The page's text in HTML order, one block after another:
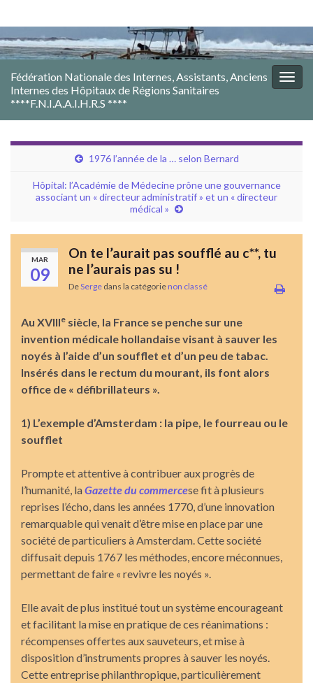
Fédération Nationale des Internes, Assistants, Anciens
Internes des Hôpitaux de Régions Sanitaires
****F.N.I.A.A.I.H.R.S ****
1976 l’année de la … selon Bernard
Hôpital: l’Académie de Médecine prône une gouvernance
associant un « directeur administratif » et un « directeur
médical »
MAR
09
On te l’aurait pas soufflé au c**, tu
ne l’aurais pas su !
DeSerge dans la catégorie non classé
Au XVIIIe siècle, la France se penche sur une
invention médicale hollandaise visant à sauver les
noyés à l’aide d’un soufflet et d’un peu de tabac.
Insérés dans le rectum du mourant, ils font alors
office de « défibrillateurs ».
1) L’exemple d’Amsterdam : la pipe, le fourreau ou le
soufflet
Prompte et attentive à contribuer aux progrès de
l’humanité, laGazette du commercese fit à plusieurs
reprises l’écho, dans les années 1770, d’une innovation
remarquable qui venait d’être mise en place par une
société de particuliers à Amsterdam. Cette société
diffusait depuis 1767 les méthodes, encore méconnues,
permettant de faire « revivre les noyés ».
Elle avait de plus institué tout un système encourageant
et facilitant la mise en pratique de ces réanimations :
récompenses offertes aux sauveteurs, et mise à
disposition d’instruments propres à sauver les noyés.
Cette entreprise philanthropique, particulièrement